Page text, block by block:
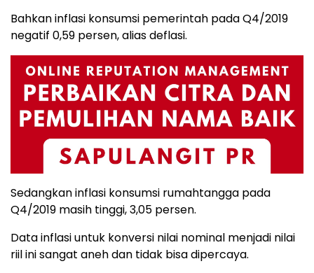
Bahkan inflasi konsumsi pemerintah pada Q4/2019
negatif 0,59 persen, alias deflasi.
Sedangkan inflasi konsumsi rumahtangga pada
Q4/2019 masih tinggi, 3,05 persen.
Data inflasi untuk konversi nilai nominal menjadi nilai
riil ini sangat aneh dan tidak bisa dipercaya.